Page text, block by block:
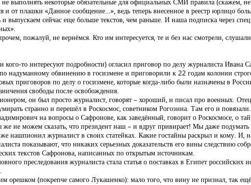
и от плашки «Данное сообщение…», ведь теперь внесенное в реестр юрлицо
и выпускаем сейчас еще больше текстов, чем раньше. И наша подписка через
пожалуй, не вернёмся. Кто им интересуется, те и без нас смотрели,
кого-то интересуют подробности) огласил приговор по делу журналиста
надуманному обвинению в госизмене и приговорили к 22 годам колонии
приговоров по делу о госизмене, которые когда-либо были назначены в
свободы после освобождения.
он был просто журналист, говорят – хороший, и писал про военных.
странно и перешёл в Роскосмос, советником Рогозина. Там его и повязали.
на вопросы о Сафронове, как заведённый, говорит о Роскосмосе, о
не можем сказать, что президент наш – и вдруг привирает! Мы даже
нашпионил журналист в своих статейках. Какие гостайны раскрыл и кому. И,
показывают, что никаких серьезных доказательств его вины следствию
текстов Сафронова, написанных по открытым источникам.
преследования журналиста стала статья о поставках в Египет
орешком (покрепче самого Лукашенко): мало того, что вину не признал, так ещё